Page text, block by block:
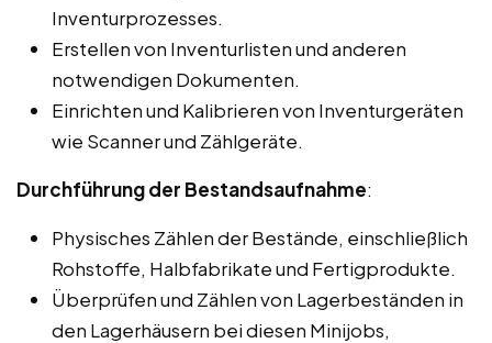
Inventurprozesses.
Erstellen von Inventurlisten und anderen
notwendigen Dokumenten.
Einrichten und Kalibrieren von Inventurgeräten
wie Scanner und Zählgeräte.
Durchführung der Bestandsaufnahme:
Physisches Zählen der Bestände, einschließlich
Rohstoffe, Halbfabrikate und Fertigprodukte.
Überprüfen und Zählen von Lagerbeständen in
den Lagerhäusern bei diesen Minijobs,